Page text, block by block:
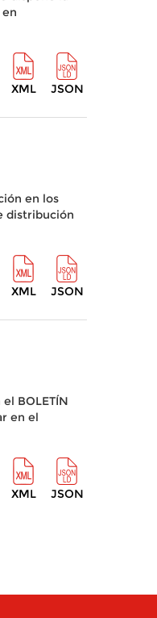
XML JSON
en los
distribución
XML JSON
BOLETÍN
en el
XML JSON